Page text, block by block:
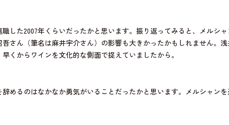
した2007年くらいだったかと思います。振り返ってみると、メルシ
さん（筆名は麻井宇介さん）の影響も大きかったかもしれません。
くからワインを文化的な側面で捉えていましたから。
めるのはなかなか勇気がいることだったかと思います。メルシャン